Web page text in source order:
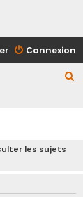
Connexion
les sujets